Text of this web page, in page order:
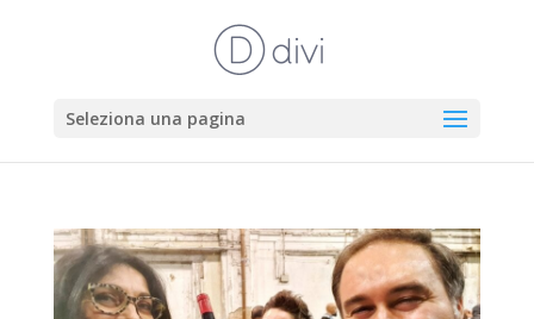
Seleziona una pagina